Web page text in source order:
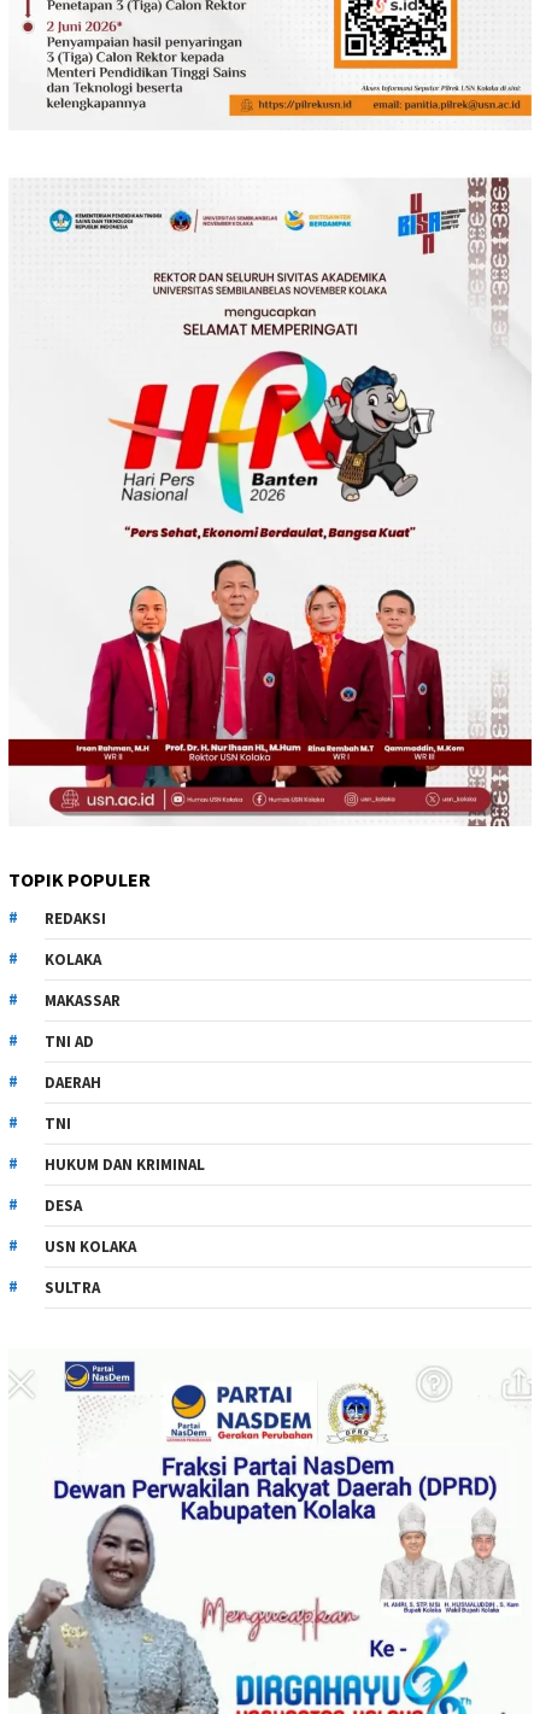
TOPIK POPULER
REDAKSI
KOLAKA
MAKASSAR
TNI AD
DAERAH
TNI
HUKUM DAN KRIMINAL
DESA
USN KOLAKA
SULTRA